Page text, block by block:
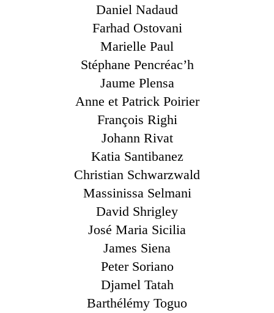
Daniel Nadaud
Farhad Ostovani
Marielle Paul
Stéphane Pencréac’h
Jaume Plensa
Anne et Patrick Poirier
François Righi
Johann Rivat
Katia Santibanez
Christian Schwarzwald
Massinissa Selmani
David Shrigley
José Maria Sicilia
James Siena
Peter Soriano
Djamel Tatah
Barthélémy Toguo